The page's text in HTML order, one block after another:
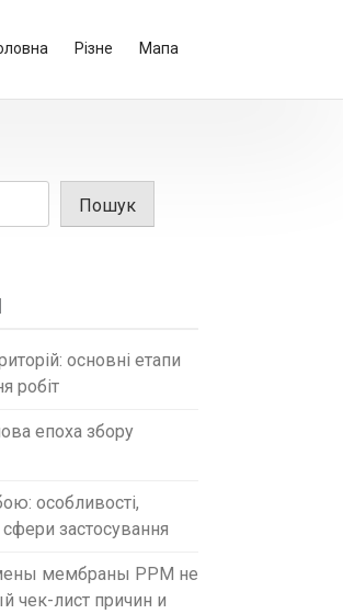
Різне Мапа
Пошук
основні етапи
робіт
епоха збору
особливості,
застосування
мембраны PPM не
чек-лист причин и